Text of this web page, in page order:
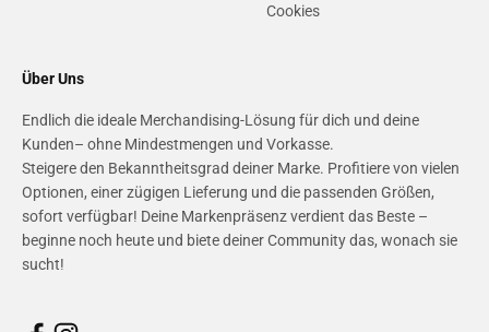
Cookies
Über Uns
Endlich die ideale Merchandising-Lösung für dich und deine
Kunden– ohne Mindestmengen und Vorkasse.
Steigere den Bekanntheitsgrad deiner Marke. Profitiere von vielen
Optionen, einer zügigen Lieferung und die passenden Größen,
sofort verfügbar! Deine Markenpräsenz verdient das Beste –
beginne noch heute und biete deiner Community das, wonach sie
sucht!